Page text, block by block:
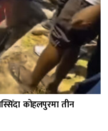
कोहलपुरमा तीन